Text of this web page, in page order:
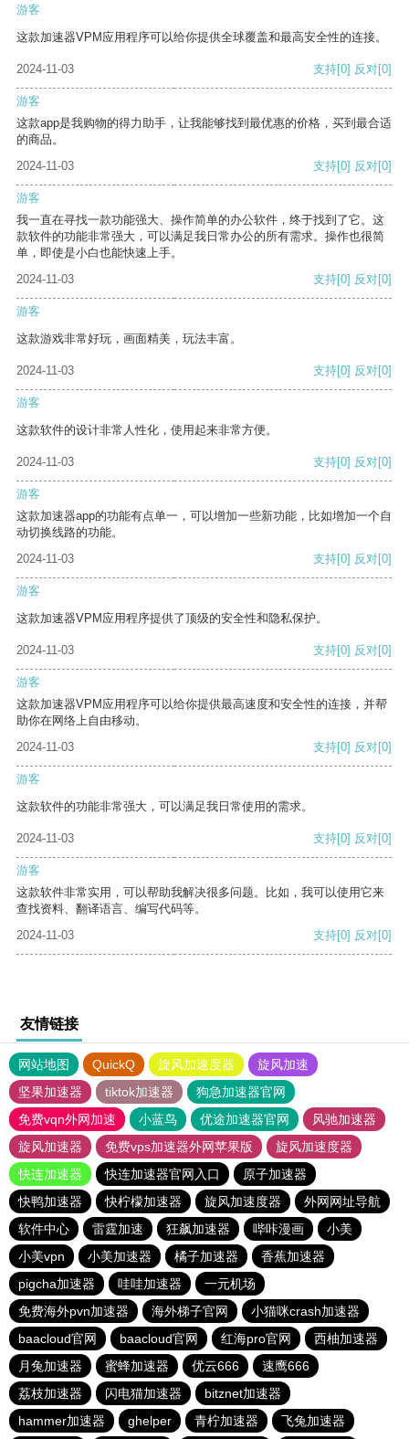
游客
这款加速器VPM应用程序可以给你提供全球覆盖和最高安全性的连接。
2024-11-03 支持[0] 反对[0]
游客
这款app是我购物的得力助手，让我能够找到最优惠的价格，买到最合适
的商品。
2024-11-03
支持[0] 反对[0]
游客
我一直在寻找一款功能强大、操作简单的办公软件，终于找到了它。这
款软件的功能非常强大，可以满足我日常办公的所有需求。操作也很简
单，即使是小白也能快速上手。
2024-11-03
支持[0] 反对[0]
游客
这款游戏非常好玩，画面精美，玩法丰富。
2024-11-03 支持[0] 反对[0]
游客
这款软件的设计非常人性化，使用起来非常方便。
2024-11-03 支持[0] 反对[0]
游客
这款加速器app的功能有点单一，可以增加一些新功能，比如增加一个自
动切换线路的功能。
2024-11-03
支持[0] 反对[0]
游客
这款加速器VPM应用程序提供了顶级的安全性和隐私保护。
2024-11-03 支持[0] 反对[0]
游客
这款加速器VPM应用程序可以给你提供最高速度和安全性的连接，并帮
助你在网络上自由移动。
2024-11-03
支持[0] 反对[0]
游客
这款软件的功能非常强大，可以满足我日常使用的需求。
2024-11-03 支持[0] 反对[0]
游客
这款软件非常实用，可以帮助我解决很多问题。比如，我可以使用它来
查找资料、翻译语言、编写代码等。
2024-11-03
支持[0] 反对[0]
友情链接
网站地图 QuickQ 旋风加速度器
旋风加速
坚果加速器
tiktok加速器
狗急加速器官网
免费vqn外网加速
小蓝鸟 优途加速器官网
风驰加速器
旋风加速器
免费vps加速器外网苹果版
旋风加速度器
快连加速器
快连加速器官网入口
原子加速器
快鸭加速器
快柠檬加速器 旋风加速度器
外网网址导航
软件中心
雷霆加速 狂飙加速器 哔咔漫画
小美
小美vpn
小美加速器 橘子加速器
香蕉加速器
pigcha加速器
哇哇加速器
一元机场
免费海外pvn加速器
海外梯子官网
小猫咪crash加速器
baacloud官网
baacloud官网 红海pro官网
西柚加速器
月兔加速器
蜜蜂加速器 优云666
速鹰666
荔枝加速器
闪电猫加速器
bitznet加速器
hammer加速器
ghelper 青柠加速器 飞兔加速器